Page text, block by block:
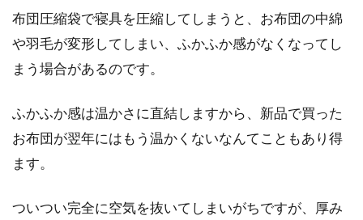
布団圧縮袋で寝具を圧縮してしまうと、お布団の中綿
や羽毛が変形してしまい、ふかふか感がなくなってし
まう場合があるのです。
ふかふか感は温かさに直結しますから、新品で買った
お布団が翌年にはもう温かくないなんてこともあり得
ます。
ついつい完全に空気を抜いてしまいがちですが、厚み